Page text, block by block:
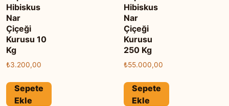
Hibiskus
Nar
Çiçeği
Kurusu 10
Kg
₺3.200,00
Sepete
Ekle
Hibiskus
Nar
Çiçeği
Kurusu
250 Kg
₺55.000,00
Sepete
Ekle